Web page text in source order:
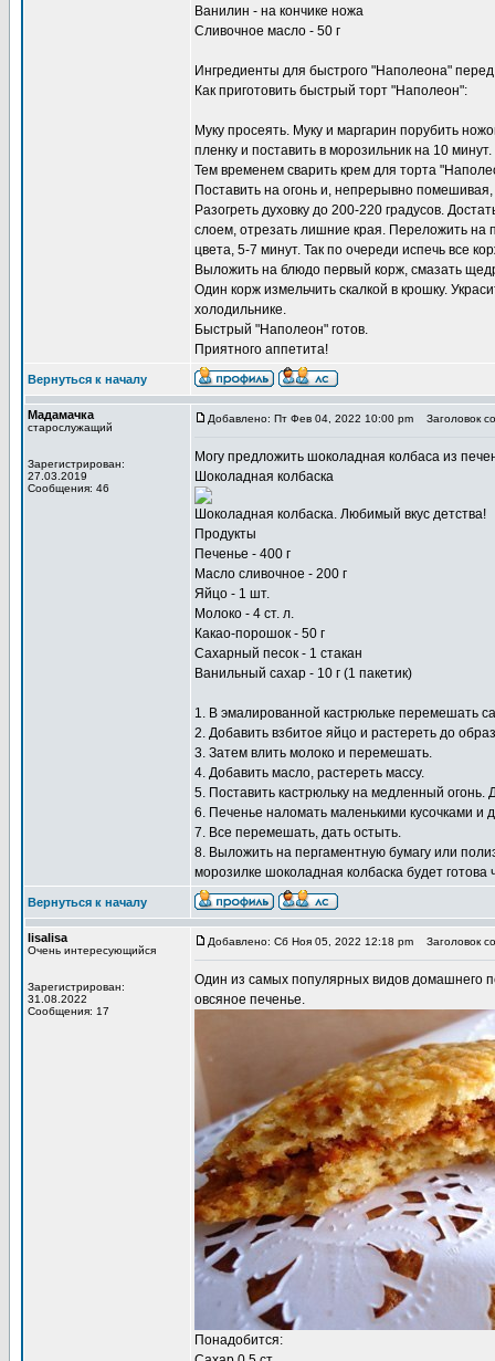
Ванилин - на кончике ножа
Сливочное масло - 50 г
Ингредиенты для быстрого "Наполеона"
Как приготовить быстрый торт "Наполеон":
Муку просеять. Муку и маргарин порубить
пленку и поставить в морозильник на 10 минут.
Тем временем сварить крем для торта
Поставить на огонь и, непрерывно
Разогреть духовку до 200-220 градусов.
слоем, отрезать лишние края. Переложить на
цвета, 5-7 минут. Так по очереди испечь все
Выложить на блюдо первый корж, смазать
Один корж измельчить скалкой в крошку.
холодильнике.
Быстрый "Наполеон" готов.
Приятного аппетита!
Вернуться к началу
Мадамачка
старослужащий
Зарегистрирован:
27.03.2019
Сообщения: 46
Добавлено: Пт Фев 04, 2022 10:00 pm Заголовок
Могу предложить шоколадная колбаса из
Шоколадная колбаска
Шоколадная колбаска. Любимый вкус детства!
Продукты
Печенье - 400 г
Масло сливочное - 200 г
Яйцо - 1 шт.
Молоко - 4 ст. л.
Какао-порошок - 50 г
Сахарный песок - 1 стакан
Ванильный сахар - 10 г (1 пакетик)
1. В эмалированной кастрюльке перемешать
2. Добавить взбитое яйцо и растереть до
3. Затем влить молоко и перемешать.
4. Добавить масло, растереть массу.
5. Поставить кастрюльку на медленный
6. Печенье наломать маленькими кусочками и
7. Все перемешать, дать остыть.
8. Выложить на пергаментную бумагу или
морозилке шоколадная колбаска будет
Вернуться к началу
lisalisa
Очень интересующийся
Зарегистрирован:
31.08.2022
Сообщения: 17
Добавлено: Сб Ноя 05, 2022 12:18 pm Заголовок
Один из самых популярных видов домашнего
овсяное печенье.
Понадобится: